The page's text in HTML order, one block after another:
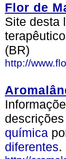
Flor de
Site desta
(BR)
http://
química
diferentes.